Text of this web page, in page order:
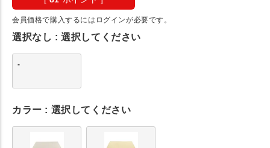
会員価格で購入するにはログインが必要です。
選択なし 選択してください
-
カラー 選択してください